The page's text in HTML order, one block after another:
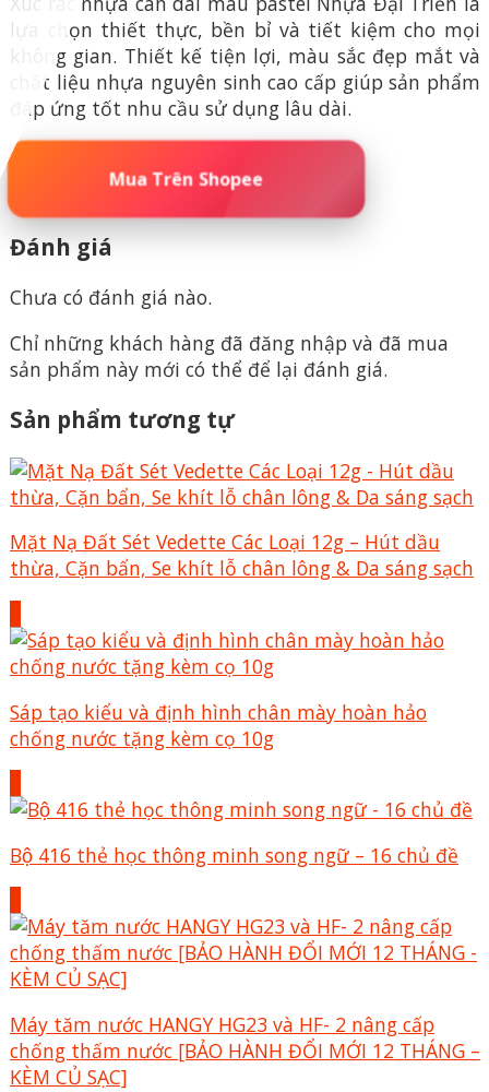
lựa chọn thiết thực, bền bỉ và tiết kiệm cho mọi
không gian. Thiết kế tiện lợi, màu sắc đẹp mắt và
chất liệu nhựa nguyên sinh cao cấp giúp sản phẩm
đáp ứng tốt nhu cầu sử dụng lâu dài.
🚀 ĐẶT MUA NGAY – SỐ LƯỢNG CÓ HẠN
Đánh giá
Chưa có đánh giá nào.
Chỉ những khách hàng đã đăng nhập và đã mua
sản phẩm này mới có thể để lại đánh giá.
Sản phẩm tương tự
Mặt Nạ Đất Sét Vedette Các Loại 12g – Hút dầu
thừa, Cặn bẩn, Se khít lỗ chân lông & Da sáng sạch
Sáp tạo kiểu và định hình chân mày hoàn hảo
chống nước tặng kèm cọ 10g
Bộ 416 thẻ học thông minh song ngữ – 16 chủ đề
Máy tăm nước HANGY HG23 và HF- 2 nâng cấp
chống thấm nước [BẢO HÀNH ĐỔI MỚI 12 THÁNG –
KÈM CỦ SẠC]